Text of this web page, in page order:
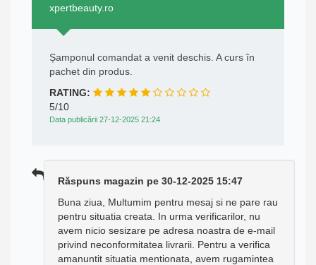
xpertbeauty.ro
Șamponul comandat a venit deschis. A curs în
pachet din produs.
RATING:
5/10
Data publicării 27-12-2025 21:24
Răspuns magazin pe 30-12-2025 15:47
Buna ziua, Multumim pentru mesaj si ne pare rau
pentru situatia creata. In urma verificarilor, nu
avem nicio sesizare pe adresa noastra de e-mail
privind neconformitatea livrarii. Pentru a verifica
amanuntit situatia mentionata, avem rugamintea